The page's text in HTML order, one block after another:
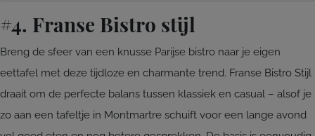
#4. Franse Bistro stijl
Breng de sfeer van een knusse Parijse bistro naar je eigen
eettafel met deze tijdloze en charmante trend. Franse Bistro Stijl
draait om de perfecte balans tussen klassiek en casual – alsof je
zo aan een tafeltje in Montmartre schuift voor een lange avond